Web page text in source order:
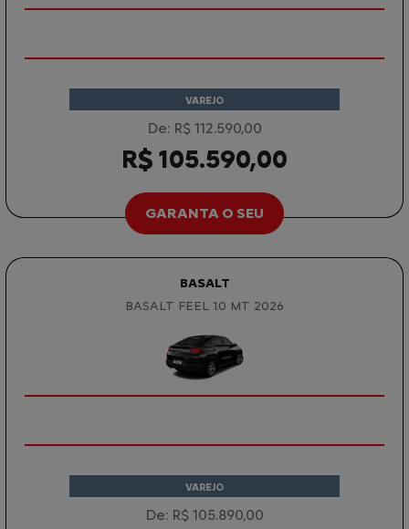
VAREJO
De: R$ 112.590,00
R$ 105.590,00
GARANTA O SEU
BASALT
BASALT FEEL 1.0 MT 2026
VAREJO
De: R$ 105.890,00